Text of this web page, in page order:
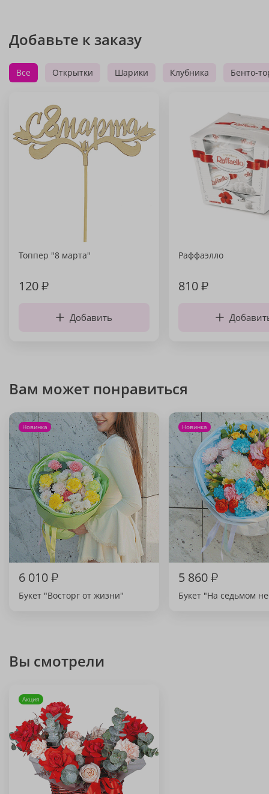
Добавьте к заказу
Все Открытки Шарики Клубника Бенто-
Топпер "8 марта"
120₽
Добавить
Раффаэлло
810₽
Вам может понравиться
Новинка
6 010₽
Букет "Восторг от жизни"
Новинка
5 860₽
Букет "На седьмом
Вы смотрели
Акция